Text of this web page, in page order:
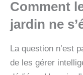
Comment
jardin ne
La question n’est
de les gérer